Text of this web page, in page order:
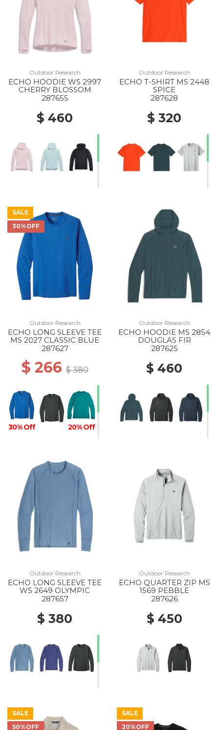
Outdoor Research
ECHO HOODIE WS 2997
CHERRY BLOSSOM
287655
$ 460
Outdoor Research
ECHO T-SHIRT MS 2448
SPICE
287628
$ 320
SALE
30%OFF
Outdoor Research
ECHO LONG SLEEVE TEE
MS 2027 CLASSIC BLUE
287627
$ 266$ 380
30% Off 20% Off
Outdoor Research
ECHO HOODIE MS 2854
DOUGLAS FIR
287625
$ 460
Outdoor Research
ECHO LONG SLEEVE TEE
WS 2649 OLYMPIC
287657
$ 380
Outdoor Research
ECHO QUARTER ZIP MS
1569 PEBBLE
287626
$ 450
SALE
50%OFF
SALE
20%OFF